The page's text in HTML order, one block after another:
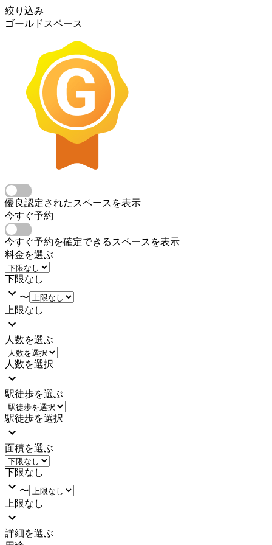
絞り込み
ゴールドスペース
優良認定されたスペースを表示
今すぐ予約
今すぐ予約を確定できるスペースを表示
料金を選ぶ
下限なし
〜
上限なし
人数を選ぶ
人数を選択
駅徒歩を選ぶ
駅徒歩を選択
面積を選ぶ
下限なし
〜
上限なし
詳細を選ぶ